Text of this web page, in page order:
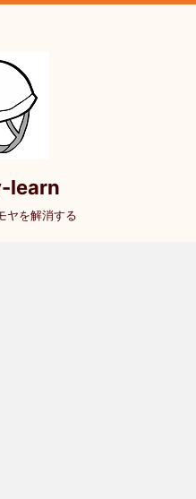
learn
ヤを解消する